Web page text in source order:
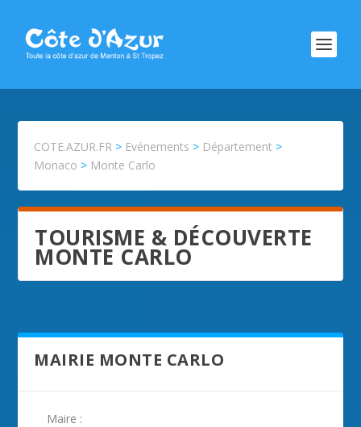
COTE.AZUR.FR > Evénements > Département >
Monaco > Monte Carlo
TOURISME & DÉCOUVERTE
MONTE CARLO
MAIRIE MONTE CARLO
Maire :